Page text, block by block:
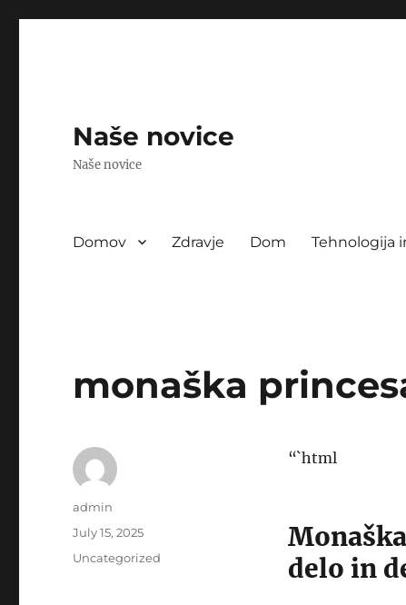
Naše novice
Naše novice
Domov Zdravje Dom Tehnologija
monaška
“`html
delo in
Author
admin
Posted
July 15, 2025
Categories
Uncategorized